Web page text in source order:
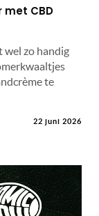
met CBD
wel zo handig
te
22 juni 2026